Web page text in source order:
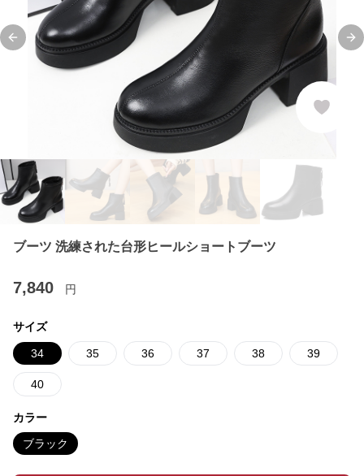
Previous slide
ブーツ 洗練された台形ヒールショートブーツ
7,840 円
サイズ
34 35 36 37 38 39
40
カラー
ブラック